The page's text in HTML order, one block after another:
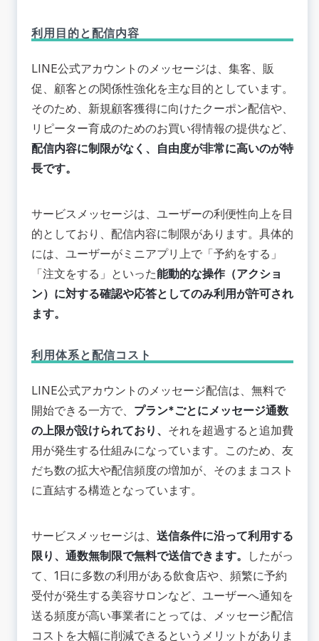
利用目的と配信内容
LINE公式アカウントのメッセージは、集客、販
促、顧客との関係性強化を主な目的としています。
そのため、新規顧客獲得に向けたクーポン配信や、
リピーター育成のためのお買い得情報の提供など、
配信内容に制限がなく、自由度が非常に高いのが特
長です。
サービスメッセージは、ユーザーの利便性向上を目
的としており、配信内容に制限があります。具体的
には、ユーザーがミニアプリ上で「予約をする」
「注文をする」といった能動的な操作（アクショ
ン）に対する確認や応答としてのみ利用が許可され
ます。
利用体系と配信コスト
LINE公式アカウントのメッセージ配信は、無料で
開始できる一方で、 プラン*ごとにメッセージ通数
の上限が設けられており、 それを超過すると追加費
用が発生する仕組みになっています。このため、友
だち数の拡大や配信頻度の増加が、そのままコスト
に直結する構造となっています。
サービスメッセージは、 送信条件に沿って利用する
限り、通数無制限で無料で送信できます。
したがっ
て、1日に多数の利用がある飲食店や、頻繁に予約
受付が発生する美容サロンなど、ユーザーへ通知を
送る頻度が高い事業者にとっては、メッセージ配信
コストを大幅に削減できるというメリットがありま